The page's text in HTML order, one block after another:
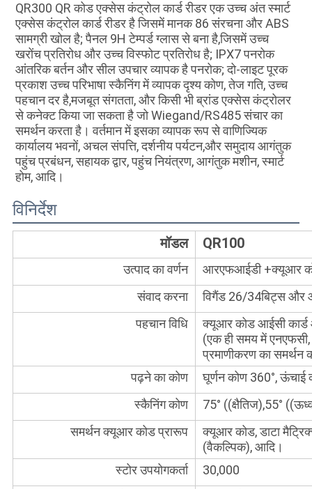
QR300 QR कोड एक्सेस कंट्रोल कार्ड रीडर एक उच्च अंत स्मार्ट
एक्सेस कंट्रोल कार्ड रीडर है जिसमें मानक 86 संरचना और ABS
सामग्री खोल है; पैनल 9H टेम्पर्ड ग्लास से बना है,जिसमें उच्च
खरोंच प्रतिरोध और उच्च विस्फोट प्रतिरोध है; IPX7 पनरोक
आंतरिक बर्तन और सील उपचार व्यापक है पनरोक; दो-लाइट पूरक
प्रकाश उच्च परिभाषा स्कैनिंग में व्यापक दृश्य कोण, तेज गति, उच्च
पहचान दर है,मजबूत संगतता, और किसी भी ब्रांड एक्सेस कंट्रोलर
से कनेक्ट किया जा सकता है जो Wiegand/RS485 संचार का
समर्थन करता है। वर्तमान में इसका व्यापक रूप से वाणिज्यिक
कार्यालय भवनों, अचल संपत्ति, दर्शनीय पर्यटन,और समुदाय आगंतुक
पहुंच प्रबंधन, सहायक द्वार, पहुंच नियंत्रण, आगंतुक मशीन, स्मार्ट
होम, आदि।
विनिर्देश
मॉडल QR100
उत्पाद का वर्णन
आरएफआईडी +क्यूआर
संवाद करना
विगैंड 26/34बिट्स और
पहचान विधि
क्यूआर कोड आईसी कार्ड
(एक ही समय में
प्रमाणीकरण का
पढ़ने का कोण
घूर्णन कोण 360°,
स्कैनिंग कोण
75° ((क्षैतिज),55°
समर्थन क्यूआर कोड प्रारूप
क्यूआर कोड, डाटा
(वैकल्पिक), आदि।
स्टोर उपयोगकर्ता
30,000